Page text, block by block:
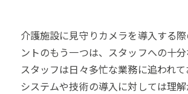
介護施設に見守りカメラを導入する
ントのもう一つは、スタッフへの十分
スタッフは日々多忙な業務に追われ
システムや技術の導入に対しては理